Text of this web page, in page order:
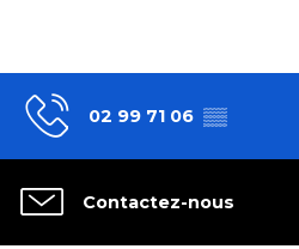
02 99 71 06 ▒▒
Contactez-nous